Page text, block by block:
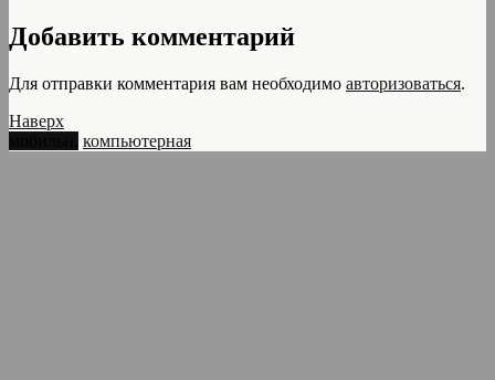
Добавить комментарий
Для отправки комментария вам необходимо авторизоваться.
Наверх
компьютерная